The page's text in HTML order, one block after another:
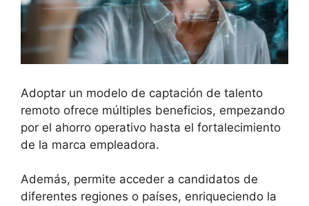
Adoptar un modelo de captación de talento
remoto ofrece múltiples beneficios, empezando
por el ahorro operativo hasta el fortalecimiento
de la marca empleadora.
Además, permite acceder a candidatos de
diferentes regiones o países, enriqueciendo la